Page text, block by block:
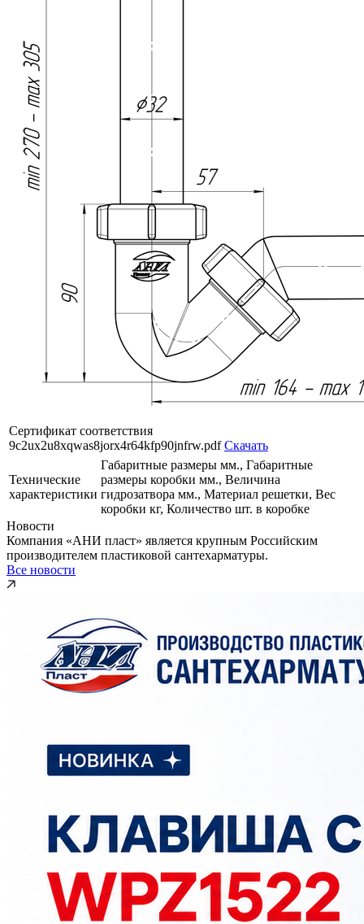
Сертификат соответствия
9c2ux2u8xqwas8jorx4r64kfp90jnfrw.pdfСкачать
Технические
характеристики
Габаритные размеры мм., Габаритные
размеры коробки мм., Величина
гидрозатвора мм., Материал решетки, Вес
коробки кг, Количество шт. в коробке
Новости
Компания «АНИ пласт» является крупным Российским
производителем пластиковой сантехарматуры.
Все новости